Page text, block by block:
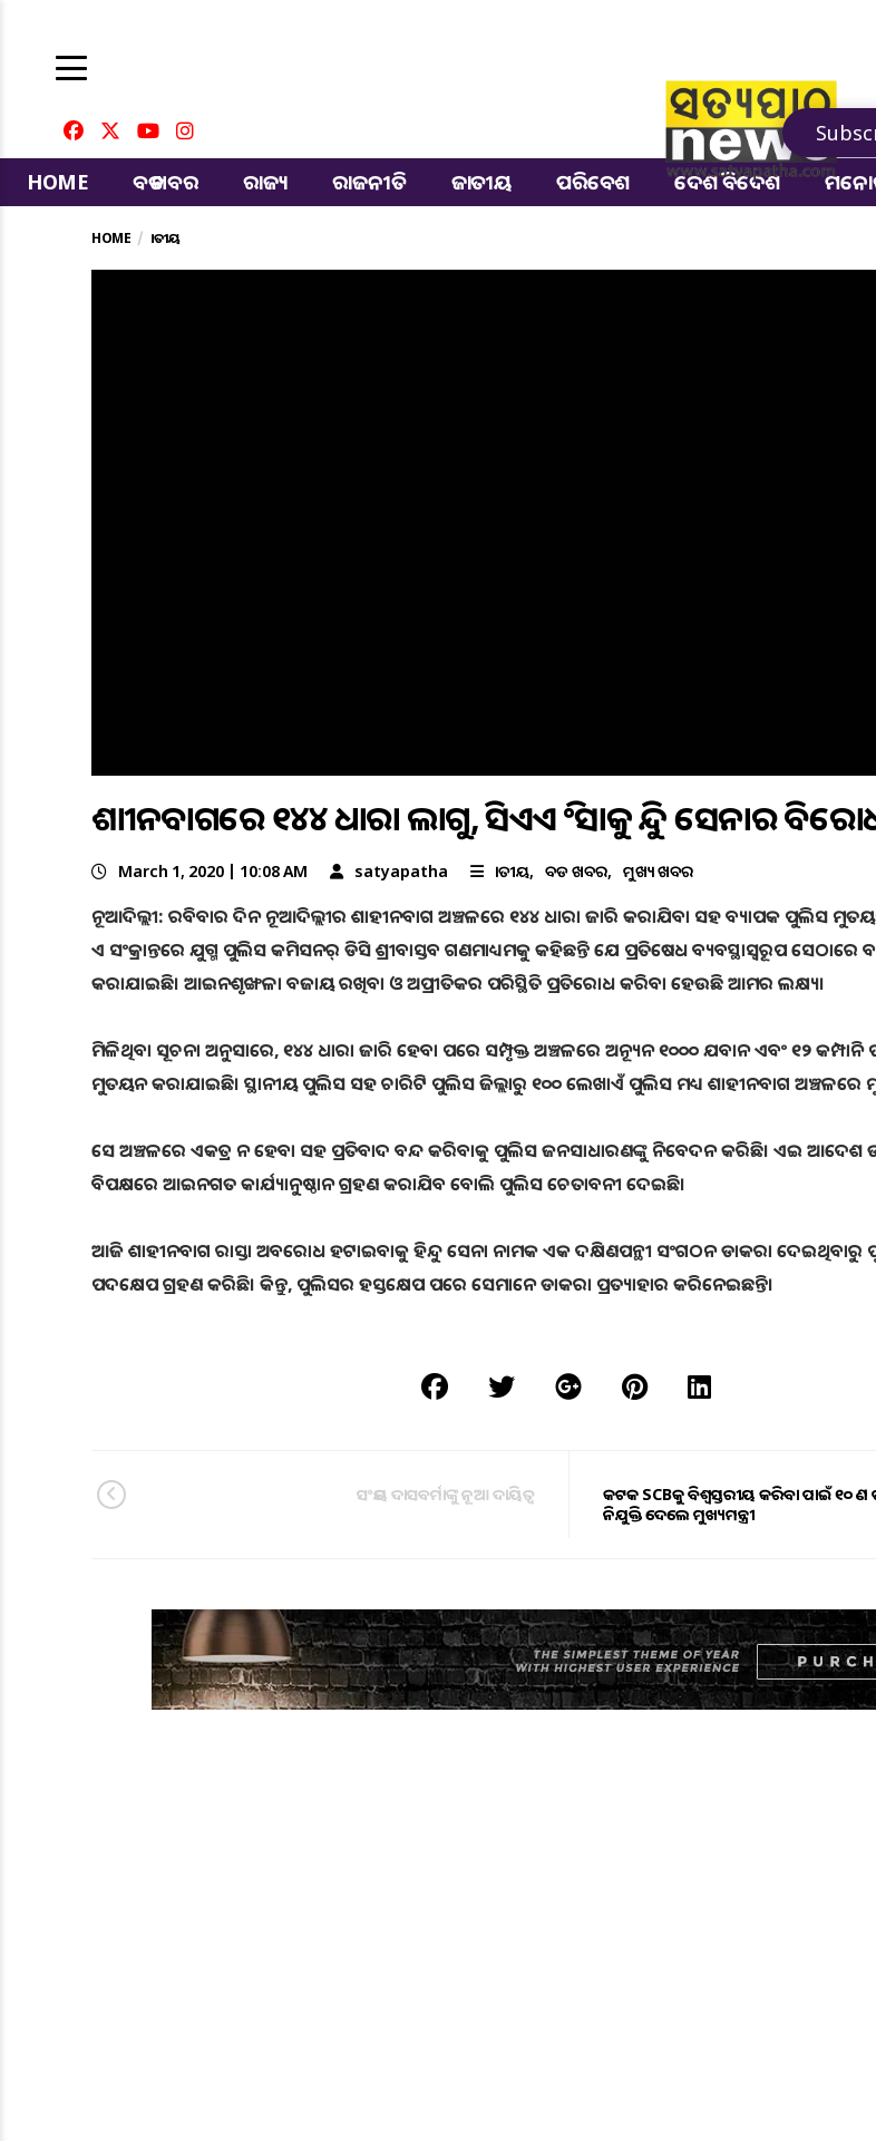
HOME
ବଡ ଖବର ରାଜ୍ୟ ରାଜନୀତି ଜାତୀୟ ପରିବେଶ ଦେଶ ବିଦେଶ
HOME ଜାତୀୟ
ଶାହୀନବାଗରେ ୧୪୪ ଧାରା ଲାଗୁ, ସିଏଏ ହିଂସାକୁ ହିନ୍ଦୁ ସେନାର
March 1, 2020 | 10:08 AM satyapatha ଜାତୀୟ ବଡ ଖବର ମୁଖ୍ୟ ଖବର
ନୂଆଦିଲ୍ଲୀ: ରବିବାର ଦିନ ନୂଆଦିଲ୍ଲୀର ଶାହୀନବାଗ ଅଞ୍ଚଳରେ ୧୪୪ ଧାରା ଜାରି କରାଯିବା ସହ ବ୍ୟାପକ ପୁଲିସ
ଏ ସଂକ୍ରାନ୍ତରେ ଯୁଗ୍ମ ପୁଲିସ କମିସନର୍‌ ଡିସି ଶ୍ରୀବାସ୍ତବ ଗଣମାଧ୍ୟମକୁ କହିଛନ୍ତି ଯେ ପ୍ରତିଷେଧ ବ୍ୟବସ୍ଥାସ୍ୱରୂପ
କରାଯାଇଛି। ଆଇନଶୃଙ୍ଖଳା ବଜାୟ ରଖିବା ଓ ଅପ୍ରୀତିକର ପରିସ୍ଥିତି ପ୍ରତିରୋଧ କରିବା ହେଉଛି ଆମର ଲକ୍ଷ୍ୟ।
ମିଳିଥିବା ସୂଚନା ଅନୁସାରେ, ୧୪୪ ଧାରା ଜାରି ହେବା ପରେ ସମ୍ପୃକ୍ତ ଅଞ୍ଚଳରେ ଅନ୍ୟୂନ ୧୦୦୦ ଯବାନ ଏବଂ ୧୨ କମ୍ପାନି
ମୁତୟନ କରାଯାଇଛି। ସ୍ଥାନୀୟ ପୁଲିସ ସହ ଚାରିଟି ପୁଲିସ ଜିଲ୍ଲାରୁ ୧୦୦ ଲେଖାଏଁ ପୁଲିସ ମଧ୍ୟ ଶାହୀନବାଗ ଅଞ୍ଚଳରେ
ସେ ଅଞ୍ଚଳରେ ଏକତ୍ର ନ ହେବା ସହ ପ୍ରତିବାଦ ବନ୍ଦ କରିବାକୁ ପୁଲିସ ଜନସାଧାରଣଙ୍କୁ ନିବେଦନ କରିଛି। ଏଇ ଆଦେଶ
ବିପକ୍ଷରେ ଆଇନଗତ କାର୍ଯ୍ୟାନୁଷ୍ଠାନ ଗ୍ରହଣ କରାଯିବ ବୋଲି ପୁଲିସ ଚେତାବନୀ ଦେଇଛି।
ଆଜି ଶାହୀନବାଗ ରାସ୍ତା ଅବରୋଧ ହଟାଇବାକୁ ହିନ୍ଦୁ ସେନା ନାମକ ଏକ ଦକ୍ଷିଣପନ୍ଥୀ ସଂଗଠନ ଡାକରା
ପଦକ୍ଷେପ ଗ୍ରହଣ କରିଛି। କିନ୍ତୁ, ପୁଲିସର ହସ୍ତକ୍ଷେପ ପରେ ସେମାନେ ଡାକରା ପ୍ରତ୍ୟାହାର କରିନେଇଛନ୍ତି।
ସଂଜୟ ଦାସବର୍ମାଙ୍କୁ ନୂଆ ଦାୟିତ୍ୱ
କଟକ SCBକୁ ବିଶ୍ୱସ୍ତରୀୟ କରିବା ପାଇଁ ୧୦ ଜଣ
ନିଯୁକ୍ତି ଦେଲେ ମୁଖ୍ୟମନ୍ତ୍ରୀ